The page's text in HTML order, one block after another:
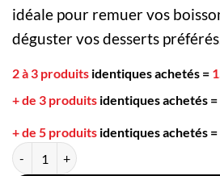
idéale pour remuer vos
déguster vos desserts
2 à 3 produits identiques achetés =
+ de 3 produits identiques achetés =
+ de 5 produits identiques achetés =
quantité de Petite Cuillère Clef de Sol